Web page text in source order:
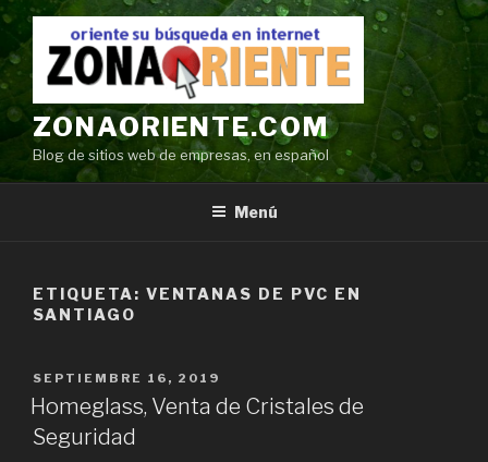
Ir
contenido
ZONAORIENTE.COM
Blog de sitios web de empresas, en español
Menú
ETIQUETA: VENTANAS DE PVC EN
SANTIAGO
POSTED
ON
SEPTIEMBRE 16, 2019
Homeglass, Venta de Cristales de
Seguridad